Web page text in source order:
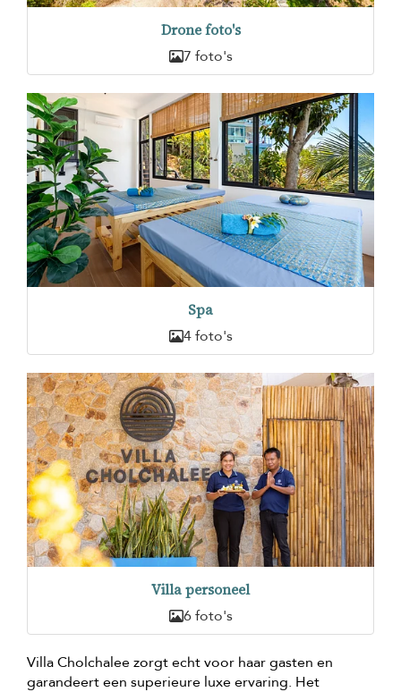
Drone foto's
7 foto's
Spa
4 foto's
Villa personeel
6 foto's
Villa Cholchalee zorgt echt voor haar gasten en
garandeert een superieure luxe ervaring. Het